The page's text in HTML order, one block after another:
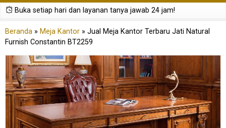
Buka setiap hari dan layanan tanya jawab 24 jam!
Beranda » Meja Kantor » Jual Meja Kantor Terbaru Jati Natural
Furnish Constantin BT2259